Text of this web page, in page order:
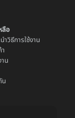
ลือ
วิธีการใช้งาน
น
น